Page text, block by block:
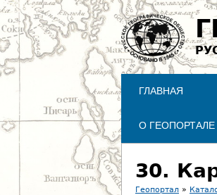
ГЛАВНАЯ
О ГЕОПОРТАЛЕ
Геопортал »